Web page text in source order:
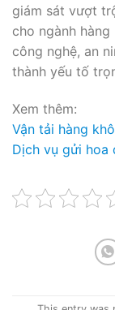
giám sát vượt
cho ngành
công nghệ, an
thành yếu tố
Xem thêm:
Vận tải hàng
Dịch vụ gửi hoa